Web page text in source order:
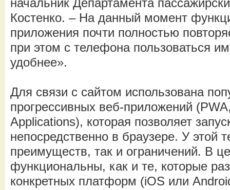
начальник Департамента
Костенко. – На данный момент
приложения почти полностью
при этом с телефона пользоваться
удобнее».
Для связи с сайтом использована
прогрессивных веб-приложений
Applications), которая позволяет
непосредственно в браузере. У этой
преимуществ, так и ограничений. В
функциональны, как и те, которые
конкретных платформ (iOS или